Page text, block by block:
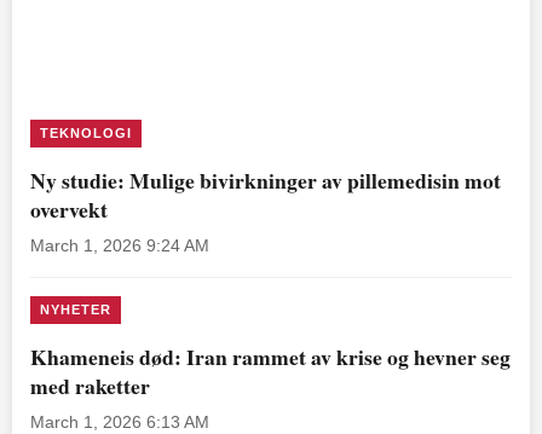
TEKNOLOGI
Ny studie: Mulige bivirkninger av pillemedisin mot
overvekt
March 1, 2026 9:24 AM
NYHETER
Khameneis død: Iran rammet av krise og hevner seg
med raketter
March 1, 2026 6:13 AM